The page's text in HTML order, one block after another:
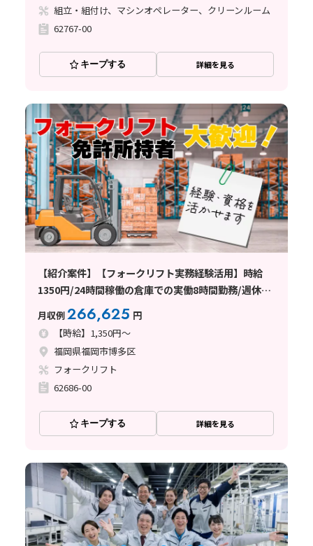
組立・組付け、マシンオペレーター、クリーンルーム
62767-00
キープする 詳細を見る
【紹介案件】【フォークリフト実務経験活用】時給
1350円/24時間稼働の倉庫での実働8時間勤務/週休2
日シフト制
月収例266,625 円
【時給】1,350円～
福岡県福岡市博多区
フォークリフト
62686-00
キープする 詳細を見る